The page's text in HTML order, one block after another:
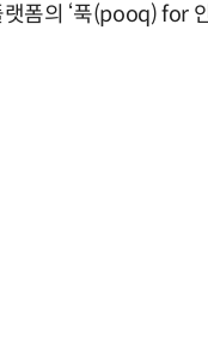
폼의 ‘푹(pooq) for